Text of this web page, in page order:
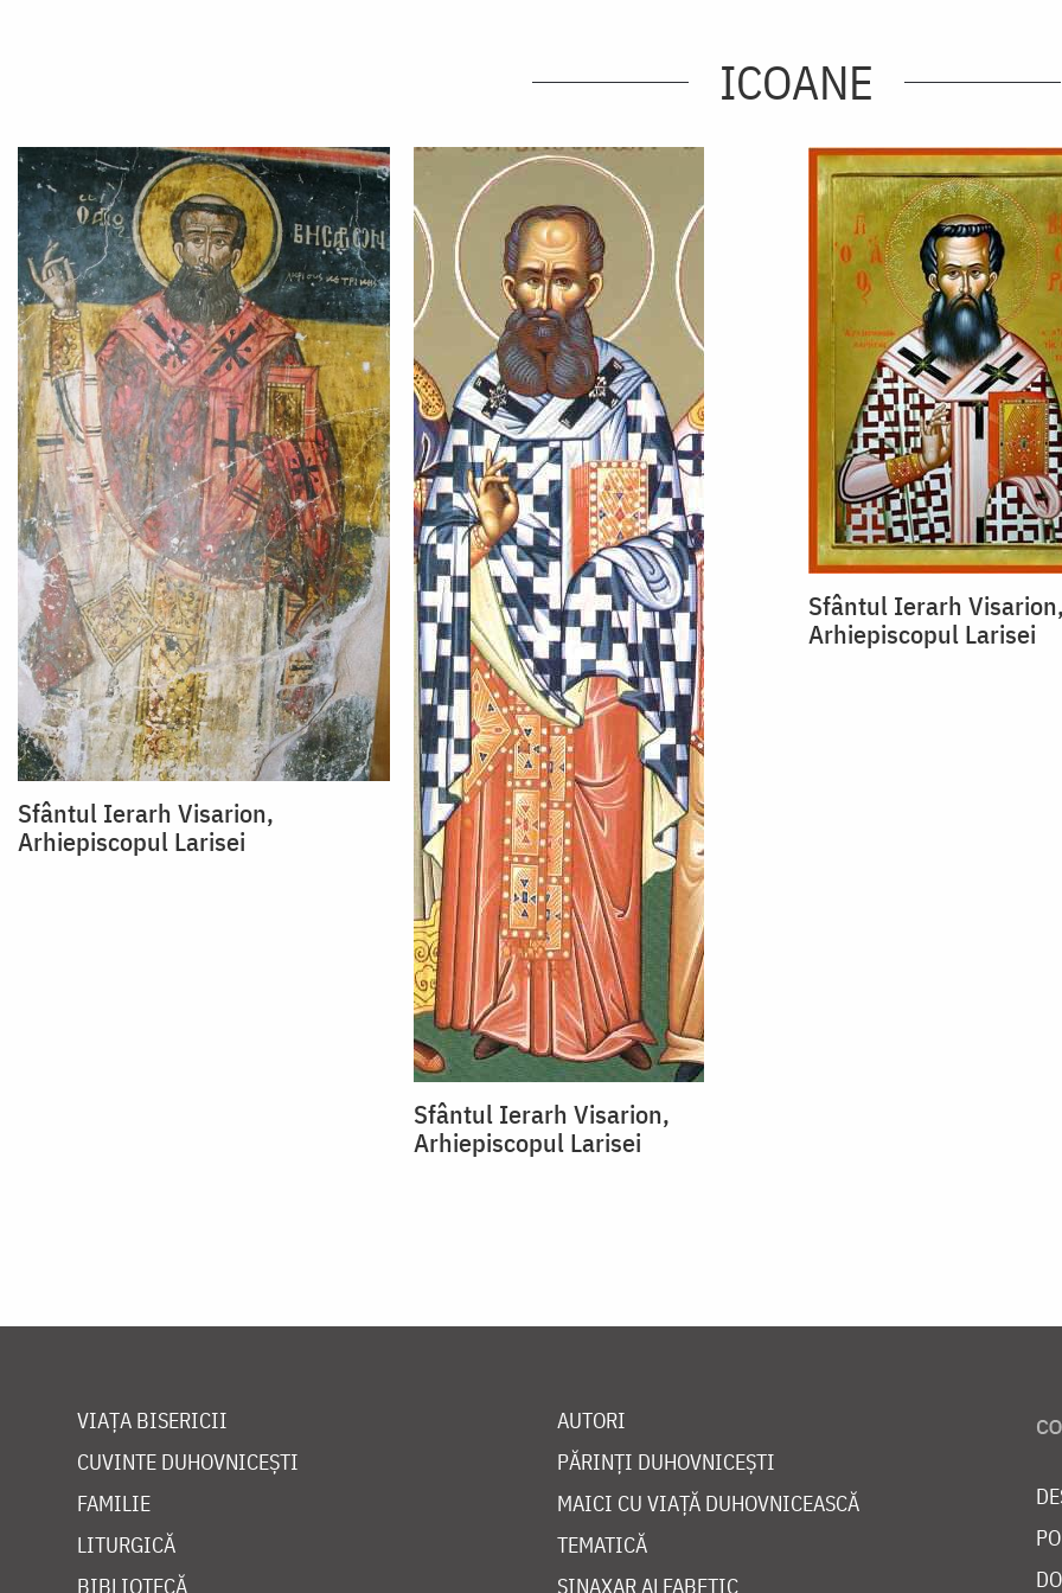
ICOANE
Sfântul Ierarh Visarion,
Arhiepiscopul Larisei
Sfântul Ierarh Visarion,
Arhiepiscopul Larisei
Sfântul Ierarh
Arhiepiscopul Larisei
VIAȚA BISERICII
CUVINTE DUHOVNICEȘTI
FAMILIE
LITURGICĂ
BIBLIOTECĂ
AUTORI
PĂRINȚI DUHOVNICEȘTI
MAICI CU VIAȚĂ DUHOVNICEASCĂ
TEMATICĂ
SINAXAR ALFABETIC